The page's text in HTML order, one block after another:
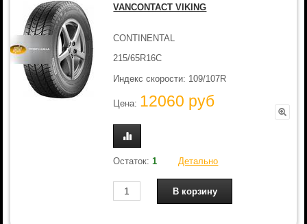
VANCONTACT VIKING
CONTINENTAL
215/65R16C
Индекс скорости: 109/107R
Цена: 12060 руб
Остаток: 1 Детально